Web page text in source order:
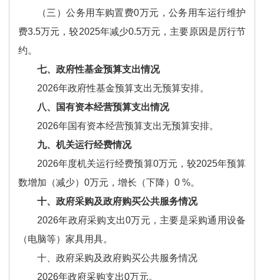
（三）公务用车购置费0万元，公务用车运行维护
费3.5万元，较2025年减少0.5万元，主要原因是厉行节
约。
七、政府性基金预算支出情况
2026年政府性基金预算支出无预算安排。
八、国有资本经营预算支出情况
2026年国有资本经营预算支出无预算安排。
九、机关运行经费情况
2026年度机关运行经费预算0万元，较2025年预算
数增加（减少）0万元，增长（下降）0 %。
十、政府采购及政府购买公共服务情况
2026年政府采购支出0万元，主要是采购通用设备
（电脑等）家具用具。
十、政府采购及政府购买公共服务情况
2026年政府采购支出0万元。